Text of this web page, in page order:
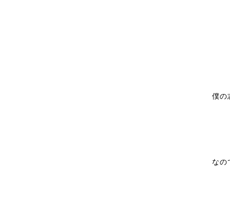
僕の
なの